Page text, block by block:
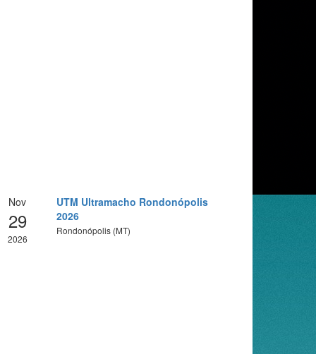
Nov
29
2026
UTM Ultramacho Rondonópolis
2026
Rondonópolis (MT)